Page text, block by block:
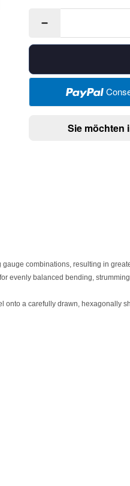
Sie möchten
combinations, resulting in
evenly balanced bending,
a carefully drawn, hexagonally